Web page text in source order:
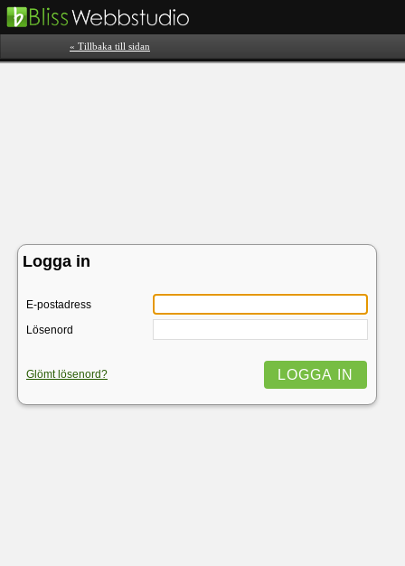
« Tillbaka till sidan
Logga in
E-postadress
Lösenord
Glömt lösenord?